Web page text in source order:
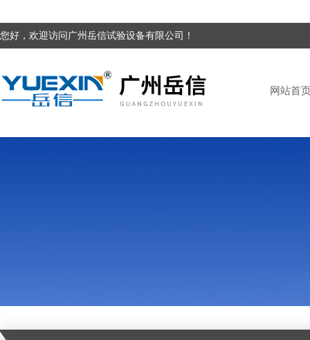
您好，欢迎访问广州岳信试验设备有限公司！
网站首